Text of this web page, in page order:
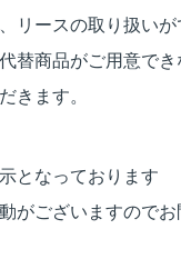
リースの取り扱いが
替商品がご用意で
きます。
となっております
がございますのでお